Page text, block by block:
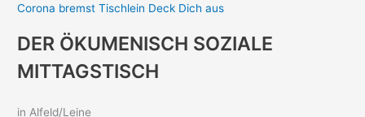
:
Corona bremst Tischlein Deck Dich aus
DER ÖKUMENISCH SOZIALE
MITTAGSTISCH
in Alfeld/Leine